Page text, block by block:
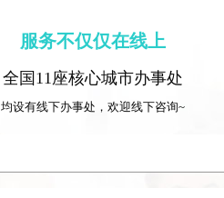
服务不仅仅在线上
全国11座核心城市办事处
均设有线下办事处，欢迎线下咨询~